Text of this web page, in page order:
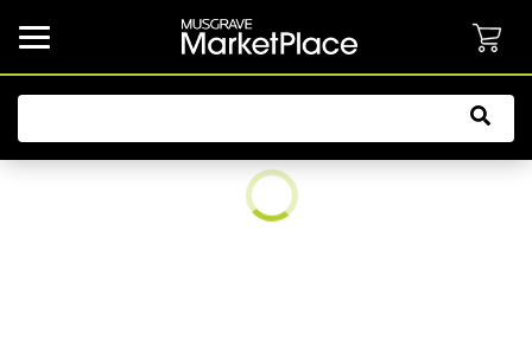
common.button.navbarCollapsed.text